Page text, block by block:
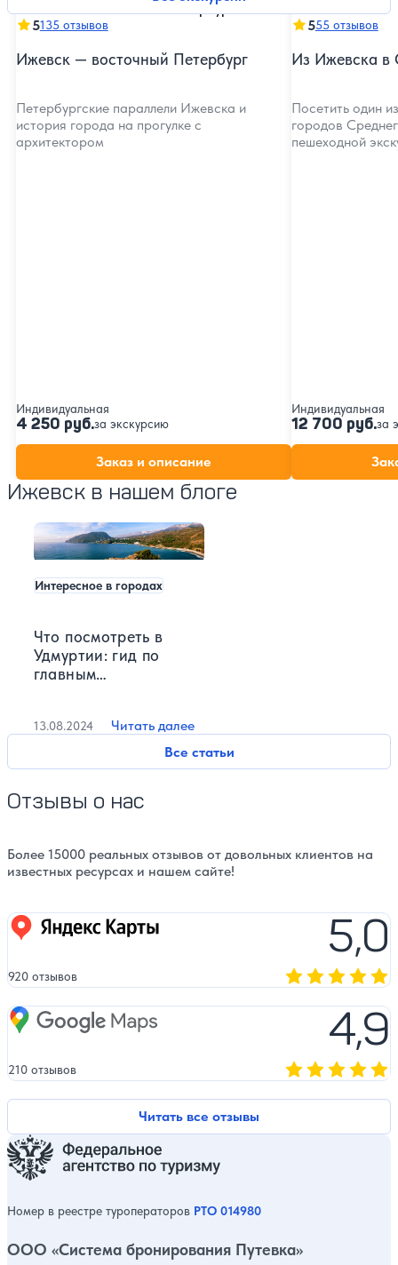
5135 отзывов
Ижевск — восточный Петербург
Петербургские параллели Ижевска и
история города на прогулке с
архитектором
Индивидуальная
4 250 руб.за экскурсию
Заказ и описание
555 отзывов
Из Ижевска в
Посетить один
городов
пешеходной
Индивидуальная
12 700 руб.за
Ижевск в нашем блоге
Все статьи
Что посмотреть в
Удмуртии: гид по
главным
Интересное в городах
13.08.2024 Читать далее
Отзывы о нас
Более 15000 реальных отзывов от довольных клиентов на
известных ресурсах и нашем сайте!
Читать все отзывы
Яндекс карты 5,0
920 отзывов
Google Maps 4,9
210 отзывов
Номер в реестре туроператоров РТО 014980
ООО «Система бронирования Путевка»